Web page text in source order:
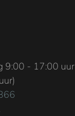
9:00 - 17:00 uur